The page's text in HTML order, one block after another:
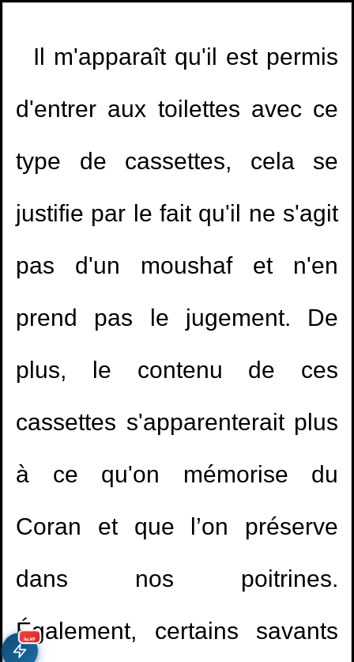
جديد
Il m'apparaît qu'il est permis
d'entrer aux toilettes avec ce
type de cassettes, cela se
justifie par le fait qu'il ne s'agit
pas d'un moushaf et n'en
prend pas le jugement. De
plus, le contenu de ces
cassettes s'apparenterait plus
à ce qu'on mémorise du
Coran et que l’on préserve
dans nos poitrines.
Également, certains savants